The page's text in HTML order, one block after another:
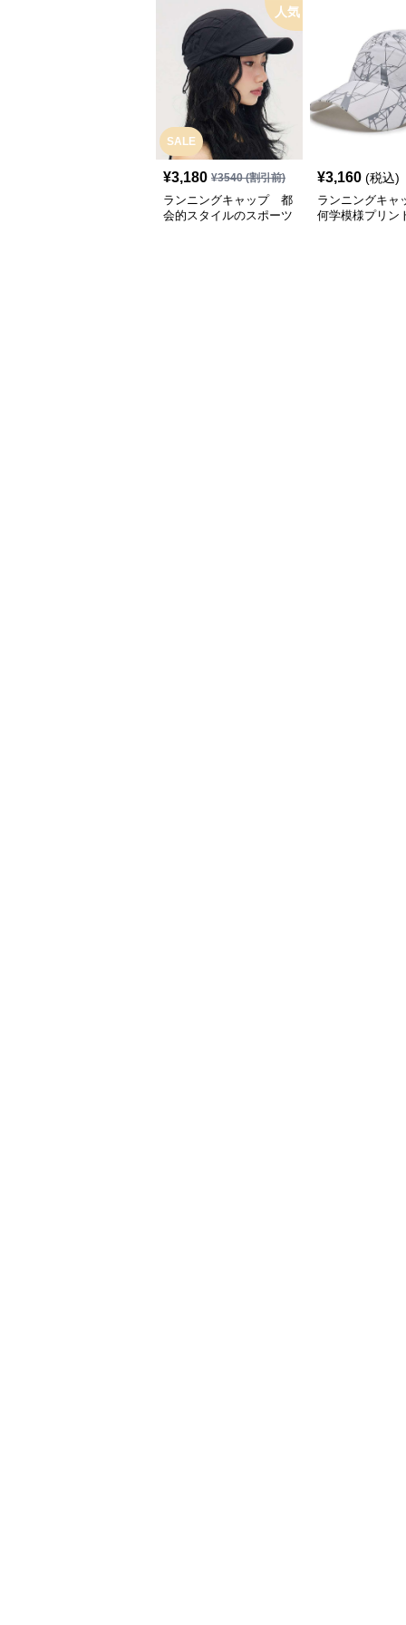
SALE
人気
¥3,180 ¥3540(割引前)
ランニングキャップ 都
会的スタイルのスポーツ
¥3,160 (税込)
ランニングキ
何学模様プリン